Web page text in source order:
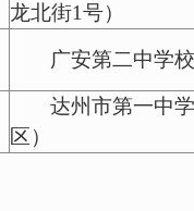
龙北街1号）
广安第二中学校
达州市第一中
区）